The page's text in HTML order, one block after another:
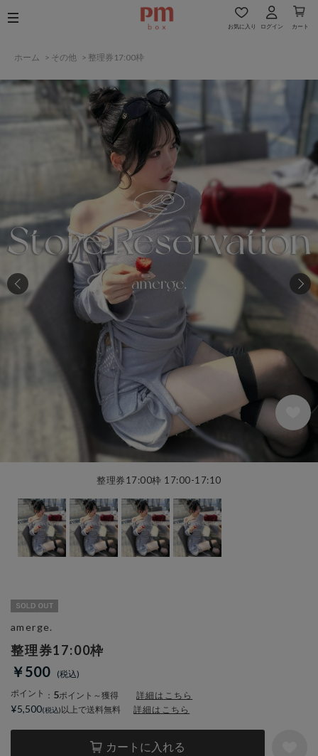
お気に入り ログイン カート
ホーム > その他 > 整理券17:00枠
整理券17:00枠 17:00-17:10
整理券17:00枠
￥500
ポイント ： 5ポイント～獲得 詳細はこちら
カートに入れる
amerge.
¥5,500 以上で送料無料 詳細はこちら